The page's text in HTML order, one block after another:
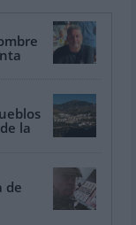
Especiales
la
de